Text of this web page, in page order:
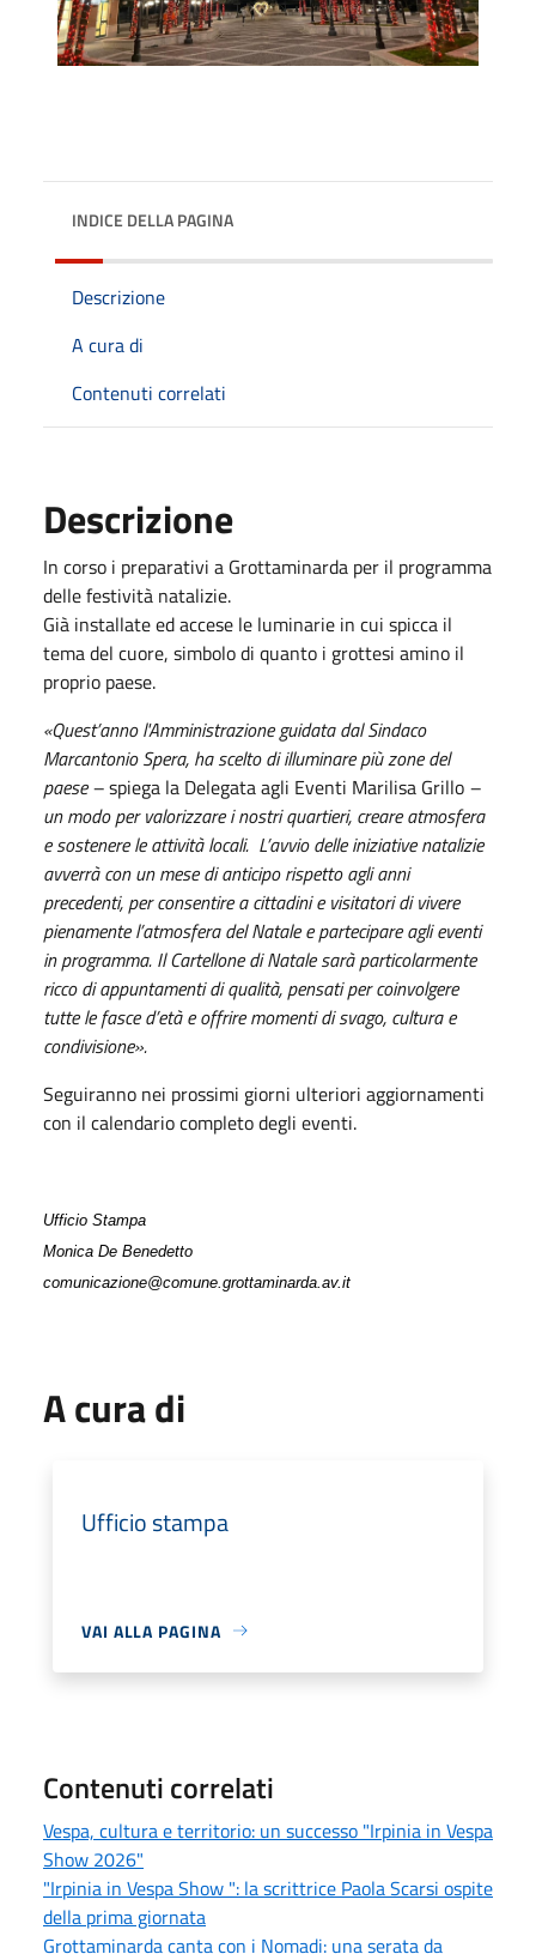
INDICE DELLA PAGINA
Descrizione
A cura di
Contenuti correlati
Descrizione
In corso i preparativi a Grottaminarda per il programma
delle festività natalizie.
Già installate ed accese le luminarie in cui spicca il
tema del cuore, simbolo di quanto i grottesi amino il
proprio paese.
«Quest’anno l'Amministrazione guidata dal Sindaco
Marcantonio Spera, ha scelto di illuminare più zone del
paese –spiega la Delegata agli Eventi Marilisa Grillo –
un modo per valorizzare i nostri quartieri, creare atmosfera
e sostenere le attività locali. L’avvio delle iniziative natalizie
avverrà con un mese di anticipo rispetto agli anni
precedenti, per consentire a cittadini e visitatori di vivere
pienamente l’atmosfera del Natale e partecipare agli eventi
in programma. Il Cartellone di Natale sarà particolarmente
ricco di appuntamenti di qualità, pensati per coinvolgere
tutte le fasce d’età e offrire momenti di svago, cultura e
condivisione».
Seguiranno nei prossimi giorni ulteriori aggiornamenti
con il calendario completo degli eventi.
Ufficio Stampa
Monica De Benedetto
comunicazione@comune.grottaminarda.av.it
A cura di
Ufficio stampa
VAI ALLA PAGINA
Contenuti correlati
Vespa, cultura e territorio: un successo "Irpinia in Vespa
Show 2026"
"Irpinia in Vespa Show ": la scrittrice Paola Scarsi ospite
della prima giornata
Grottaminarda canta con i Nomadi: una serata da